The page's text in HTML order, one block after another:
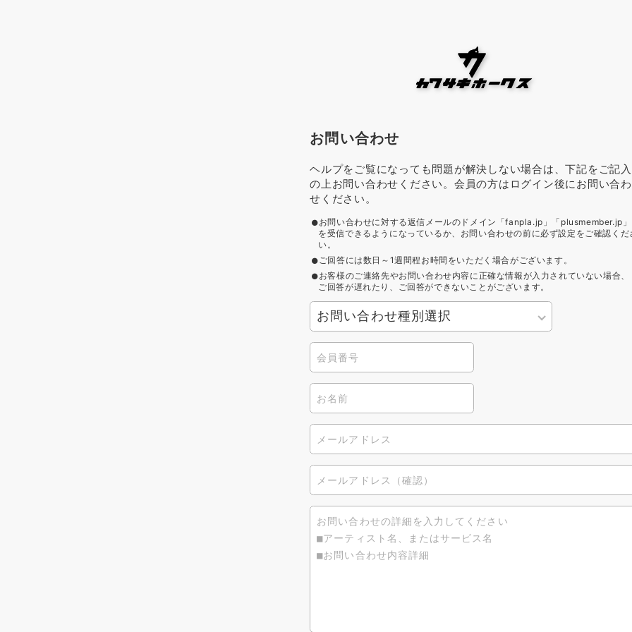
お問い合わせ
ヘルプをご覧になっても問題が解決しない場合は、下記をご記入
の上お問い合わせください。会員の方はログイン後にお問い合わ
せください。
お問い合わせに対する返信メールのドメイン「fanpla.jp」「plusmember.jp」
を受信できるようになっているか、お問い合わせの前に必ず設定をご確認くだ
い。
ご回答には数日～1週間程お時間をいただく場合がございます。
お客様のご連絡先やお問い合わせ内容に正確な情報が入力されていない場合、
ご回答が遅れたり、ご回答ができないことがございます。